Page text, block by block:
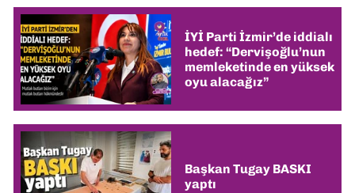
İYİ Parti İzmir’de iddialı
hedef: “Dervişoğlu’nun
memleketinde en yüksek
oyu alacağız”
Başkan Tugay BASKI
yaptı